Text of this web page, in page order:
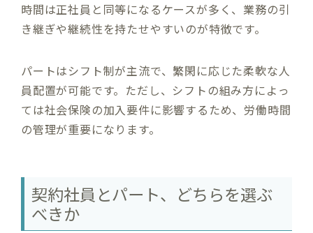
時間は正社員と同等になるケースが多く、業務の引
き継ぎや継続性を持たせやすいのが特徴です。
パートはシフト制が主流で、繁閑に応じた柔軟な人
員配置が可能です。ただし、シフトの組み方によっ
ては社会保険の加入要件に影響するため、労働時間
の管理が重要になります。
契約社員とパート、どちらを選ぶ
べきか